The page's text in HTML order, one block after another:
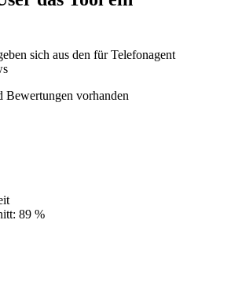
sich aus den für Telefonagent
Bewertungen vorhanden
89 %